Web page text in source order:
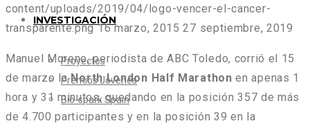
INVESTIGACIÓN
Proyectos
Premios Jóvenes
Bio-spark Spain
content/uploads/2019/04/logo-vencer-el-cancer-
transparente.png 16 marzo, 2015 27 septiembre, 2019
Manuel Moreno, periodista de ABC Toledo, corrió el 15
de marzo la North London Half Marathon en apenas 1
hora y 31 minutos, quedando en la posición 357 de más
de 4.700 participantes y en la posición 39 en la